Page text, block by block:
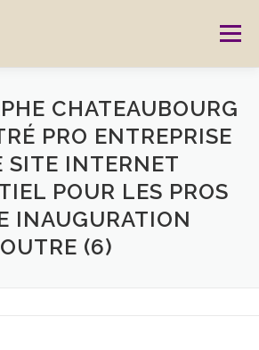
Menu
CARTES CADEAUX
GALERIE BLOG CONTACT
CHATEAUBOURG
PRO ENTREPRISE
SITE INTERNET
POUR LES PROS
INAUGURATION
(6)